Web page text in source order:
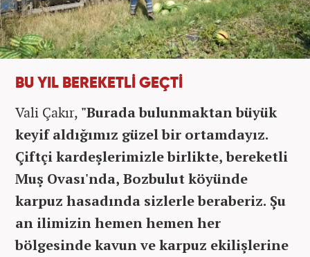
BU YIL BEREKETLİ GEÇTİ
Vali Çakır, "Burada bulunmaktan büyük
keyif aldığımız güzel bir ortamdayız.
Çiftçi kardeşlerimizle birlikte, bereketli
Muş Ovası'nda, Bozbulut köyünde
karpuz hasadında sizlerle beraberiz. Şu
an ilimizin hemen hemen her
bölgesinde kavun ve karpuz ekilişlerine